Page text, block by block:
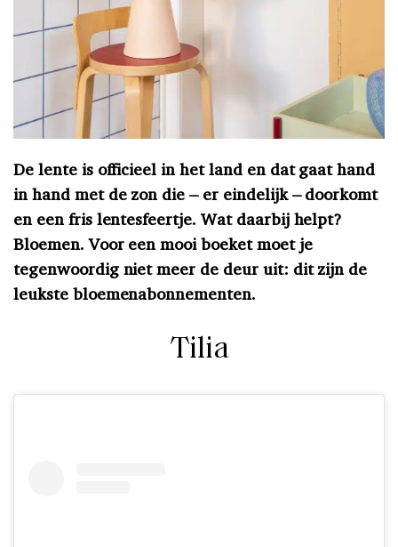
De lente is officieel in het land en dat gaat hand
in hand met de zon die – er eindelijk – doorkomt
en een fris lentesfeertje. Wat daarbij helpt?
Bloemen. Voor een mooi boeket moet je
tegenwoordig niet meer de deur uit: dit zijn de
leukste bloemenabonnementen.
Tilia